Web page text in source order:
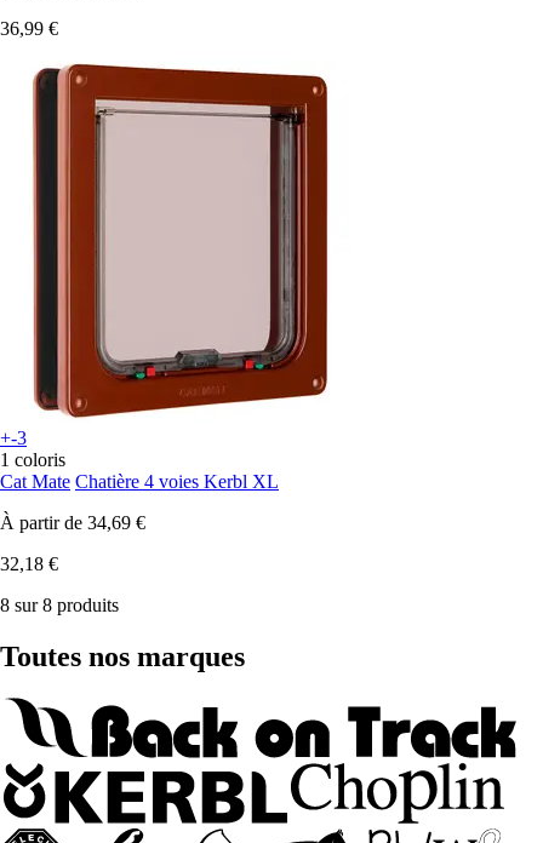
36,99 €
+-3
1 coloris
Cat Mate Chatière 4 voies Kerbl XL
À partir de 34,69 €
32,18 €
8 sur 8 produits
Toutes nos marques